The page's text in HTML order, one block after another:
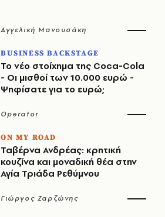
Αγγελική Μανουσάκη
BUSINESS BACKSTAGE
Το νέο στοίχημα της Coca-Cola
- Οι μισθοί των 10.000 ευρώ -
Ψηφίσατε για το ευρώ;
Operator
ON MY ROAD
Ταβέρνα Ανδρέας: κρητική
κουζίνα και μοναδική θέα στην
Αγία Τριάδα Ρεθύμνου
Γιώργος Ζαρζώνης